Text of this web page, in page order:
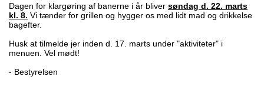
Dagen for klargøring af banerne i år bliver søndag d. 22. marts
kl. 8. Vi tænder for grillen og hygger os med lidt mad og drikkelse
bagefter.
Husk at tilmelde jer inden d. 17. marts under "aktiviteter" i
menuen. Vel mødt!
- Bestyrelsen